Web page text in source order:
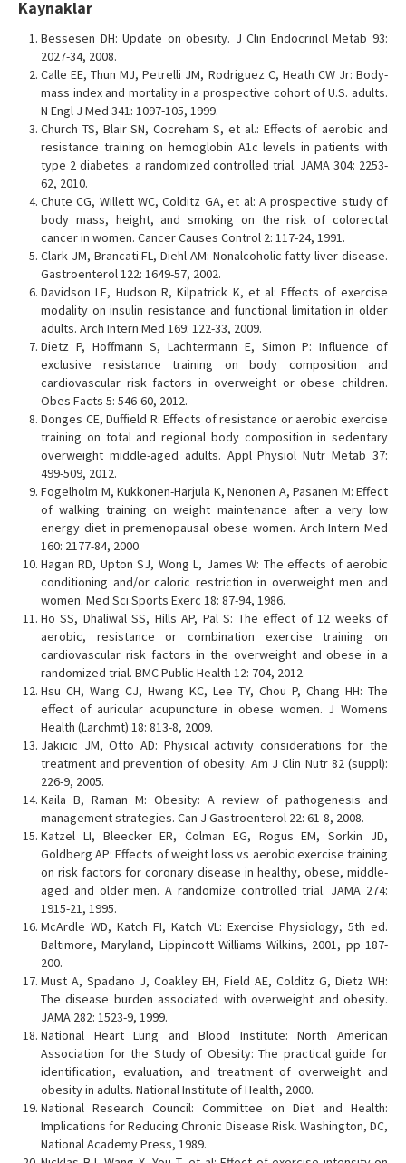
Kaynaklar
Bessesen DH: Update on obesity. J Clin Endocrinol Metab 93:
2027-34, 2008.
Calle EE, Thun MJ, Petrelli JM, Rodriguez C, Heath CW Jr: Body-
mass index and mortality in a prospective cohort of U.S. adults.
N Engl J Med 341: 1097-105, 1999.
Church TS, Blair SN, Cocreham S, et al.: Effects of aerobic and
resistance training on hemoglobin A1c levels in patients with
type 2 diabetes: a randomized controlled trial. JAMA 304: 2253-
62, 2010.
Chute CG, Willett WC, Colditz GA, et al: A prospective study of
body mass, height, and smoking on the risk of colorectal
cancer in women. Cancer Causes Control 2: 117-24, 1991.
Clark JM, Brancati FL, Diehl AM: Nonalcoholic fatty liver disease.
Gastroenterol 122: 1649-57, 2002.
Davidson LE, Hudson R, Kilpatrick K, et al: Effects of exercise
modality on insulin resistance and functional limitation in older
adults. Arch Intern Med 169: 122-33, 2009.
Dietz P, Hoffmann S, Lachtermann E, Simon P: Influence of
exclusive resistance training on body composition and
cardiovascular risk factors in overweight or obese children.
Obes Facts 5: 546-60, 2012.
Donges CE, Duffield R: Effects of resistance or aerobic exercise
training on total and regional body composition in sedentary
overweight middle-aged adults. Appl Physiol Nutr Metab 37:
499-509, 2012.
Fogelholm M, Kukkonen-Harjula K, Nenonen A, Pasanen M: Effect
of walking training on weight maintenance after a very low
energy diet in premenopausal obese women. Arch Intern Med
160: 2177-84, 2000.
Hagan RD, Upton SJ, Wong L, James W: The effects of aerobic
conditioning and/or caloric restriction in overweight men and
women. Med Sci Sports Exerc 18: 87-94, 1986.
Ho SS, Dhaliwal SS, Hills AP, Pal S: The effect of 12 weeks of
aerobic, resistance or combination exercise training on
cardiovascular risk factors in the overweight and obese in a
randomized trial. BMC Public Health 12: 704, 2012.
Hsu CH, Wang CJ, Hwang KC, Lee TY, Chou P, Chang HH: The
effect of auricular acupuncture in obese women. J Womens
Health (Larchmt) 18: 813-8, 2009.
Jakicic JM, Otto AD: Physical activity considerations for the
treatment and prevention of obesity. Am J Clin Nutr 82 (suppl):
226-9, 2005.
Kaila B, Raman M: Obesity: A review of pathogenesis and
management strategies. Can J Gastroenterol 22: 61-8, 2008.
Katzel LI, Bleecker ER, Colman EG, Rogus EM, Sorkin JD,
Goldberg AP: Effects of weight loss vs aerobic exercise training
on risk factors for coronary disease in healthy, obese, middle-
aged and older men. A randomize controlled trial. JAMA 274:
1915-21, 1995.
McArdle WD, Katch FI, Katch VL: Exercise Physiology, 5th ed.
Baltimore, Maryland, Lippincott Williams Wilkins, 2001, pp 187-
200.
Must A, Spadano J, Coakley EH, Field AE, Colditz G, Dietz WH:
The disease burden associated with overweight and obesity.
JAMA 282: 1523-9, 1999.
National Heart Lung and Blood Institute: North American
Association for the Study of Obesity: The practical guide for
identification, evaluation, and treatment of overweight and
obesity in adults. National Institute of Health, 2000.
National Research Council: Committee on Diet and Health:
Implications for Reducing Chronic Disease Risk. Washington, DC,
National Academy Press, 1989.